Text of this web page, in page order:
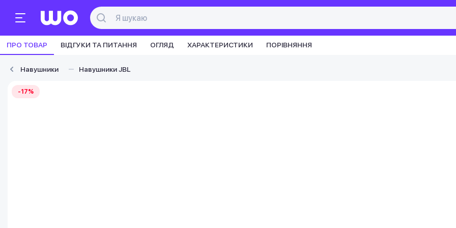
ПРО ТОВАР ВІДГУКИ ТА ПИТАННЯ ОГЛЯД ХАРАКТЕРИСТИКИ ПОРІВНЯННЯ
Навушники Навушники JBL
-17%